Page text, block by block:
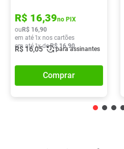
R$ 16,39no PIX
ou R$ 16,90
em até 1x nos cartões
em até1x deR$ 16,90
R$16,05 para assinantes
Comprar